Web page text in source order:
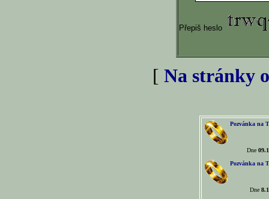
Přepiš heslo
[ Na stránky
Pozvánka na
Dne
Pozvánka na
Dne